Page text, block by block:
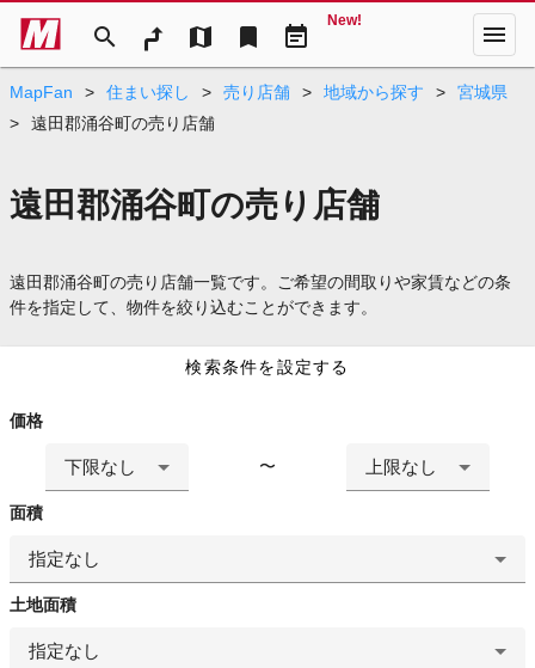
search map bookmark event_note
New! menu
MapFan > 住まい探し > 売り店舗 > 地域から探す >
宮城県
>
遠田郡涌谷町の売り店舗
遠田郡涌谷町の売り店舗
遠田郡涌谷町の売り店舗一覧です。ご希望の間取りや家賃などの条
件を指定して、物件を絞り込むことができます。
検索条件を設定する
価格
下限なし 〜 上限なし
面積
指定なし
土地面積
指定なし